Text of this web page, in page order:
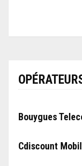
Bouygues
Cdiscount